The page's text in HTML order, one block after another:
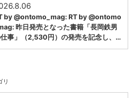
by @ontomo_mag: RT by @ontomo
昨日発売となった書籍「長岡鉄男
事」（2,530円）の発売を記念し、…
リ